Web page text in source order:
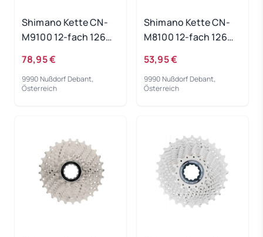
Shimano Kette CN-
M9100 12-fach 126
78,95 €
9990 Nußdorf Debant,
Österreich
Shimano Kette CN-
M8100 12-fach 126
53,95 €
9990 Nußdorf Debant,
Österreich